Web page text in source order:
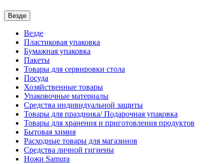
Везде
Везде
Пластиковая упаковка
Бумажная упаковка
Пакеты
Товары для сервировки стола
Посуда
Хозяйственные товары
Упаковочные материалы
Средства индивидуальной защиты
Товары для праздника/ Подарочная упаковка
Товары для хранения и приготовления продуктов
Бытовая химия
Расходные товары для магазинов
Средства личной гигиены
Ножи Samura